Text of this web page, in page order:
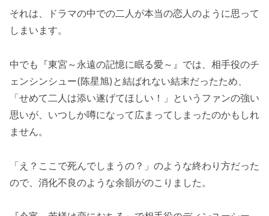
それは、ドラマの中での二人が本当の恋人のように思って
しまいます。
中でも『東宮～永遠の記憶に眠る愛～』では、相手役のチ
ェンシンシュー(陈星旭)と結ばれない結末だったため、
「せめて二人は添い遂げてほしい！」というファンの強い
思いが、いつしか噂になって広まってしまったのかもしれ
ません。
「え？ここで死んでしまうの？」のような終わり方だった
ので、消化不良のような余韻がのこりました。